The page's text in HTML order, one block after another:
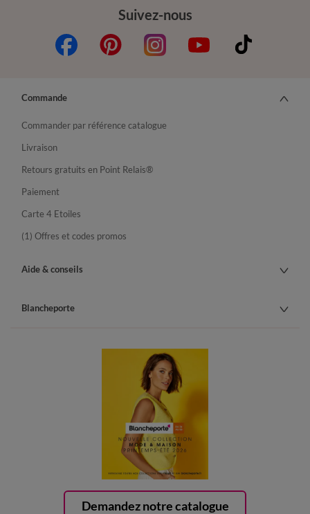
Suivez-nous
Demandez notre catalogue
Commande
Commander par référence catalogue
Livraison
Retours gratuits en Point Relais®
Paiement
Carte 4 Etoiles
(1) Offres et codes promos
Aide & conseils
Blancheporte